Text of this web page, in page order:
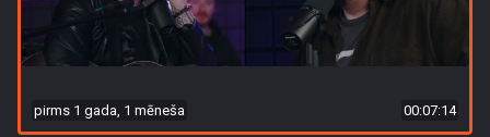
pirms 1 gada, 1 mēneša 00:07:14